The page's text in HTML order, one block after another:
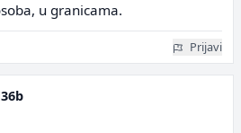
u granicama.
Prijavi